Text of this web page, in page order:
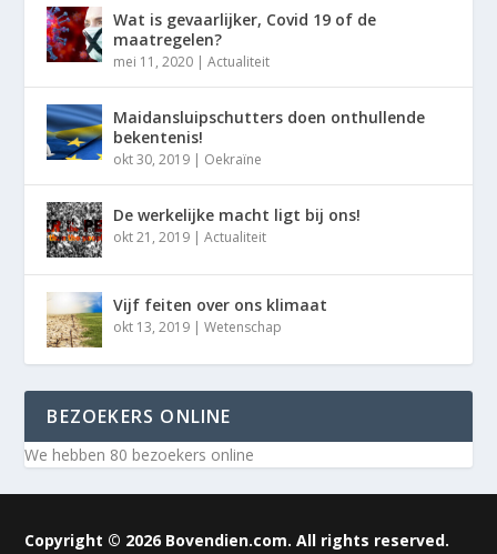
Wat is gevaarlijker, Covid 19 of de
maatregelen?
mei 11, 2020 |Actualiteit
Maidansluipschutters doen onthullende
bekentenis!
okt 30, 2019 | Oekraïne
De werkelijke macht ligt bij ons!
okt 21, 2019 |Actualiteit
Vijf feiten over ons klimaat
okt 13, 2019 |Wetenschap
BEZOEKERS ONLINE
We hebben 80 bezoekers online
Copyright © 2026 Bovendien.com. All rights reserved.